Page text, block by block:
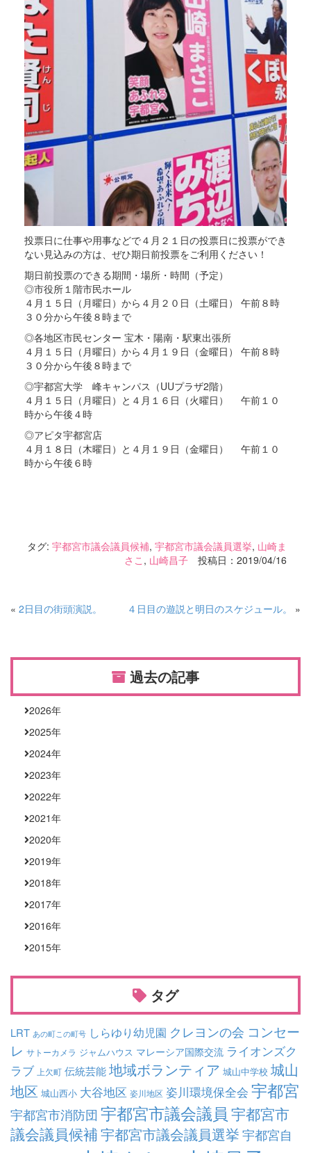
投票日に仕事や用事などで４月２１日の投票日に投票ができ
ない見込みの方は、ぜひ期日前投票をご利用ください！
期日前投票のできる期間・場所・時間（予定）
◎市役所１階市民ホール
４月１５日（月曜日）から４月２０日（土曜日） 午前８時
３０分から午後８時まで
◎各地区市民センター 宝木・陽南・駅東出張所
４月１５日（月曜日）から４月１９日（金曜日） 午前８時
３０分から午後８時まで
◎宇都宮大学 峰キャンパス（UUプラザ2階）
４月１５日（月曜日）と４月１６日（火曜日） 午前１０
時から午後４時
◎アピタ宇都宮店
４月１８日（木曜日）と４月１９日（金曜日） 午前１０
時から午後６時
タグ: 宇都宮市議会議員候補, 宇都宮市議会議員選挙, 山崎ま
さこ , 山崎昌子 投稿日：2019/04/16
« 2日目の街頭演説。 ４日目の遊説と明日のスケジュール。 »
過去の記事
2026年
2025年
2024年
2023年
2022年
2021年
2020年
2019年
2018年
2017年
2016年
2015年
タグ
LRT あの町この町号 しらゆり幼児園 クレヨンの会 コンセー
レ サトーカメラ ジャムハウス マレーシア国際交流 ライオンズク
ラブ 上欠町 伝統芸能地域ボランティア 城山中学校 城山
地区 城山西小 大谷地区 姿川地区 姿川環境保全会 宇都宮
宇都宮市消防団 宇都宮市議会議員 宇都宮市
議会議員候補宇都宮市議会議員選挙 宇都宮自